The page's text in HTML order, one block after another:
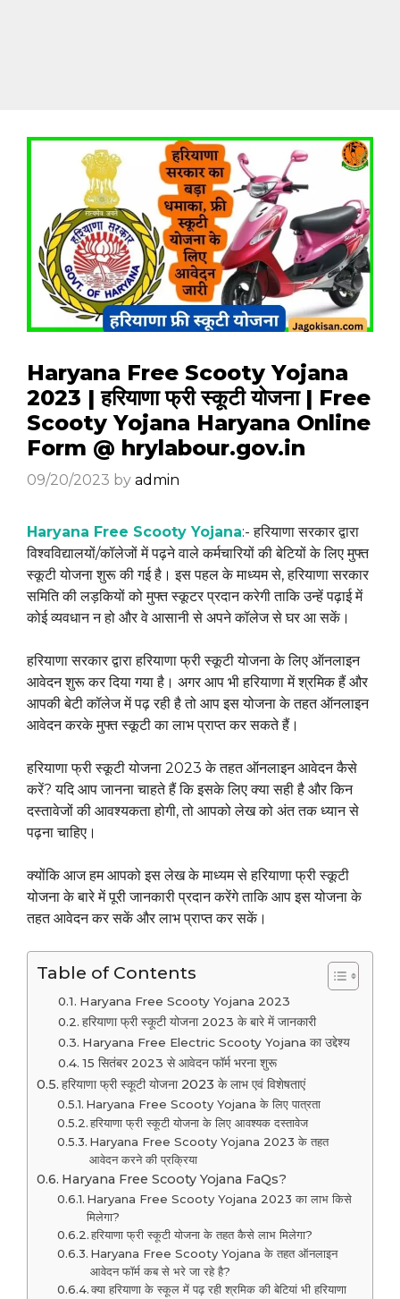
Haryana Free Scooty Yojana
2023 | हरियाणा फ्री स्कूटी योजना | Free
Scooty Yojana Haryana Online
Form @ hrylabour.gov.in
09/20/2023 by admin
Haryana Free Scooty Yojana:- हरियाणा सरकार द्वारा
विश्वविद्यालयों/कॉलेजों में पढ़ने वाले कर्मचारियों की बेटियों के लिए मुफ्त
स्कूटी योजना शुरू की गई है। इस पहल के माध्यम से, हरियाणा सरकार
समिति की लड़कियों को मुफ्त स्कूटर प्रदान करेगी ताकि उन्हें पढ़ाई में
कोई व्यवधान न हो और वे आसानी से अपने कॉलेज से घर आ सकें।
हरियाणा सरकार द्वारा हरियाणा फ्री स्कूटी योजना के लिए ऑनलाइन
आवेदन शुरू कर दिया गया है। अगर आप भी हरियाणा में श्रमिक हैं और
आपकी बेटी कॉलेज में पढ़ रही है तो आप इस योजना के तहत ऑनलाइन
आवेदन करके मुफ्त स्कूटी का लाभ प्राप्त कर सकते हैं।
हरियाणा फ्री स्कूटी योजना 2023 के तहत ऑनलाइन आवेदन कैसे
करें? यदि आप जानना चाहते हैं कि इसके लिए क्या सही है और किन
दस्तावेजों की आवश्यकता होगी, तो आपको लेख को अंत तक ध्यान से
पढ़ना चाहिए।
क्योंकि आज हम आपको इस लेख के माध्यम से हरियाणा फ्री स्कूटी
योजना के बारे में पूरी जानकारी प्रदान करेंगे ताकि आप इस योजना के
तहत आवेदन कर सकें और लाभ प्राप्त कर सकें।
Table of Contents
Haryana Free Scooty Yojana 2023
हरियाणा फ्री स्कूटी योजना 2023 के बारे में जानकारी
Haryana Free Electric Scooty Yojana का उद्देश्य
15 सितंबर 2023 से आवेदन फॉर्म भरना शुरू
हरियाणा फ्री स्कूटी योजना 2023 के लाभ एवं विशेषताएं
Haryana Free Scooty Yojana के लिए पात्रता
हरियाणा फ्री स्कूटी योजना के लिए आवश्यक दस्तावेज
Haryana Free Scooty Yojana 2023 के तहत
आवेदन करने की प्रक्रिया
Haryana Free Scooty Yojana FaQs?
Haryana Free Scooty Yojana 2023 का लाभ किसे
मिलेगा?
हरियाणा फ्री स्कूटी योजना के तहत कैसे लाभ मिलेगा?
Haryana Free Scooty Yojana के तहत ऑनलाइन
आवेदन फॉर्म कब से भरे जा रहे है?
क्या हरियाणा के स्कूल में पढ़ रही श्रमिक की बेटियां भी हरियाणा